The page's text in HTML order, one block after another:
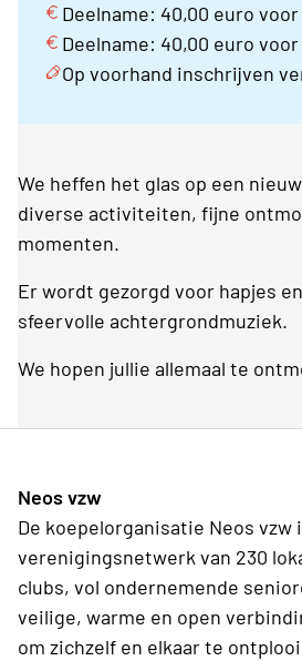
Deelname: 40,00 euro
Deelname: 40,00 euro
Op voorhand inschrijven
We heffen het glas op een
diverse activiteiten, fijne
momenten.
Er wordt gezorgd voor hapjes
sfeervolle achtergrondmuziek.
We hopen jullie allemaal te
Neos vzw
De koepelorganisatie Neos vzw
verenigingsnetwerk van 230
clubs, vol ondernemende
veilige, warme en open
om zichzelf en elkaar te